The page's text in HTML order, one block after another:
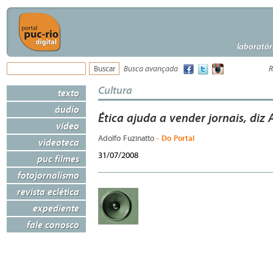
Busca avançada
texto
áudio
vídeo
videoteca
puc filmes
fotojornalismo
revista eclética
expediente
fale conosco
Cultura
Ética ajuda a vender jornais, diz
Adolfo Fuzinatto - Do Portal
31/07/2008